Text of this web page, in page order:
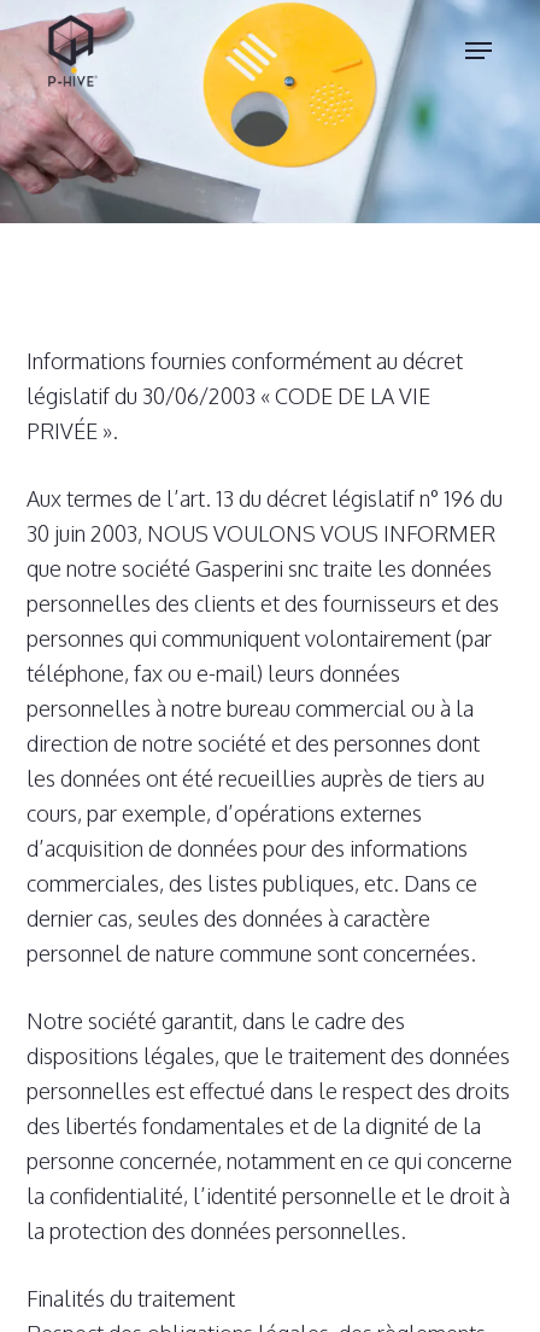
Skip
main
content
Menu
Informations fournies conformément au décret
législatif du 30/06/2003 « CODE DE LA VIE
PRIVÉE ».
Aux termes de l’art. 13 du décret législatif n° 196 du
30 juin 2003, NOUS VOULONS VOUS INFORMER
que notre société Gasperini snc traite les données
personnelles des clients et des fournisseurs et des
personnes qui communiquent volontairement (par
téléphone, fax ou e-mail) leurs données
personnelles à notre bureau commercial ou à la
direction de notre société et des personnes dont
les données ont été recueillies auprès de tiers au
cours, par exemple, d’opérations externes
d’acquisition de données pour des informations
commerciales, des listes publiques, etc. Dans ce
dernier cas, seules des données à caractère
personnel de nature commune sont concernées.
Notre société garantit, dans le cadre des
dispositions légales, que le traitement des données
personnelles est effectué dans le respect des droits
des libertés fondamentales et de la dignité de la
personne concernée, notamment en ce qui concerne
la confidentialité, l’identité personnelle et le droit à
la protection des données personnelles.
Finalités du traitement